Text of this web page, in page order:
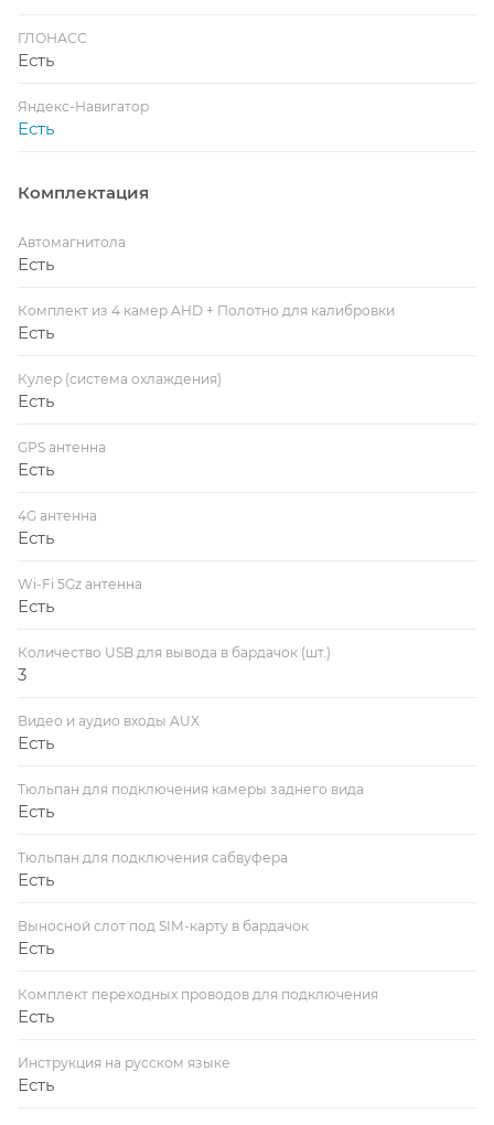
ГЛОНАСС
Есть
Яндекс-Навигатор
Есть
Комплектация
Автомагнитола
Есть
Комплект из 4 камер AHD + Полотно для калибровки
Есть
Кулер (система охлаждения)
Есть
GPS антенна
Есть
4G антенна
Есть
Wi-Fi 5Gz антенна
Есть
Количество USB для вывода в бардачок (шт.)
3
Видео и аудио входы AUX
Есть
Тюльпан для подключения камеры заднего вида
Есть
Тюльпан для подключения сабвуфера
Есть
Выносной слот под SIM-карту в бардачок
Есть
Комплект переходных проводов для подключения
Есть
Инструкция на русском языке
Есть